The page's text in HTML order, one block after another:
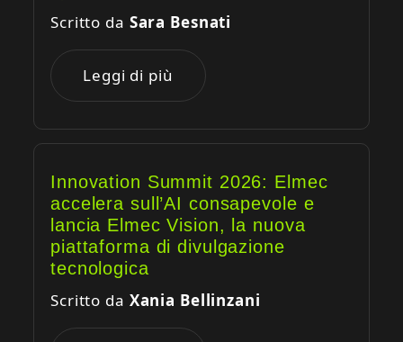
Scritto da Sara Besnati
Leggi di più
Innovation Summit 2026: Elmec
accelera sull’AI consapevole e
lancia Elmec Vision, la nuova
piattaforma di divulgazione
tecnologica
Scritto da Xania Bellinzani